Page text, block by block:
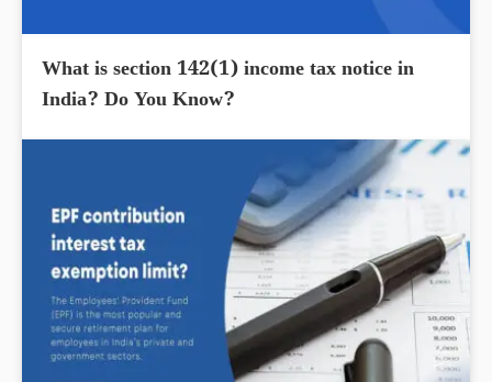
What is section 142(1) income tax notice in
India? Do You Know?